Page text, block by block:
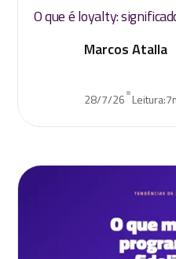
O que é loyalty:
Marcos Atalla
28/7/26•Leitura:7